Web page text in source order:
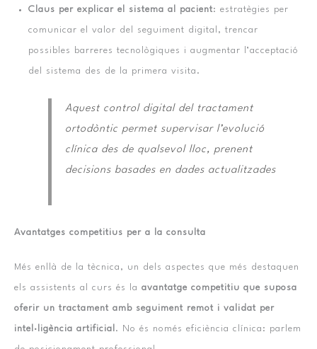
Claus per explicar el sistema al pacient: estratègies per
comunicar el valor del seguiment digital, trencar
possibles barreres tecnològiques i augmentar l’acceptació
del sistema des de la primera visita.
Aquest control digital del tractament
ortodòntic permet supervisar l’evolució
clínica des de qualsevol lloc, prenent
decisions basades en dades actualitzades
Avantatges competitius per a la consulta
Més enllà de la tècnica, un dels aspectes que més destaquen
els assistents al curs és la avantatge competitiu que suposa
oferir un tractament amb seguiment remot i validat per
intel·ligència artificial . No és només eficiència clínica: parlem